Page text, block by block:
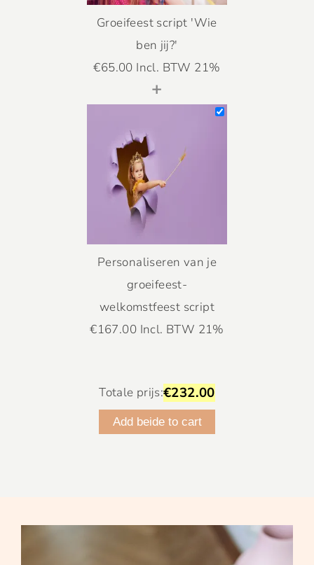
Groeifeest script 'Wie
ben jij?'
€65.00 Incl. BTW 21%
+
Personaliseren van je
groeifeest-
welkomstfeest script
€167.00 Incl. BTW 21%
Totale prijs:€232.00
Add beide to cart